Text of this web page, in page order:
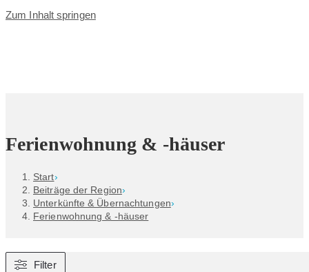
Zum Inhalt springen
Ferienwohnung & -häuser
Start›
Beiträge der Region›
Unterkünfte & Übernachtungen›
Ferienwohnung & -häuser
Filter